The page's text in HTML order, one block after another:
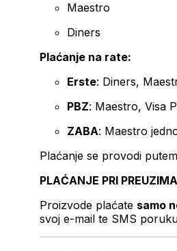
Maestro
Diners
Plaćanje na rate:
Erste: Diners,
PBZ: Maestro, Visa
ZABA: Maestro
Plaćanje se provodi putem
PLAĆANJE PRI
Proizvode plaćate samo
svoj e-mail te SMS